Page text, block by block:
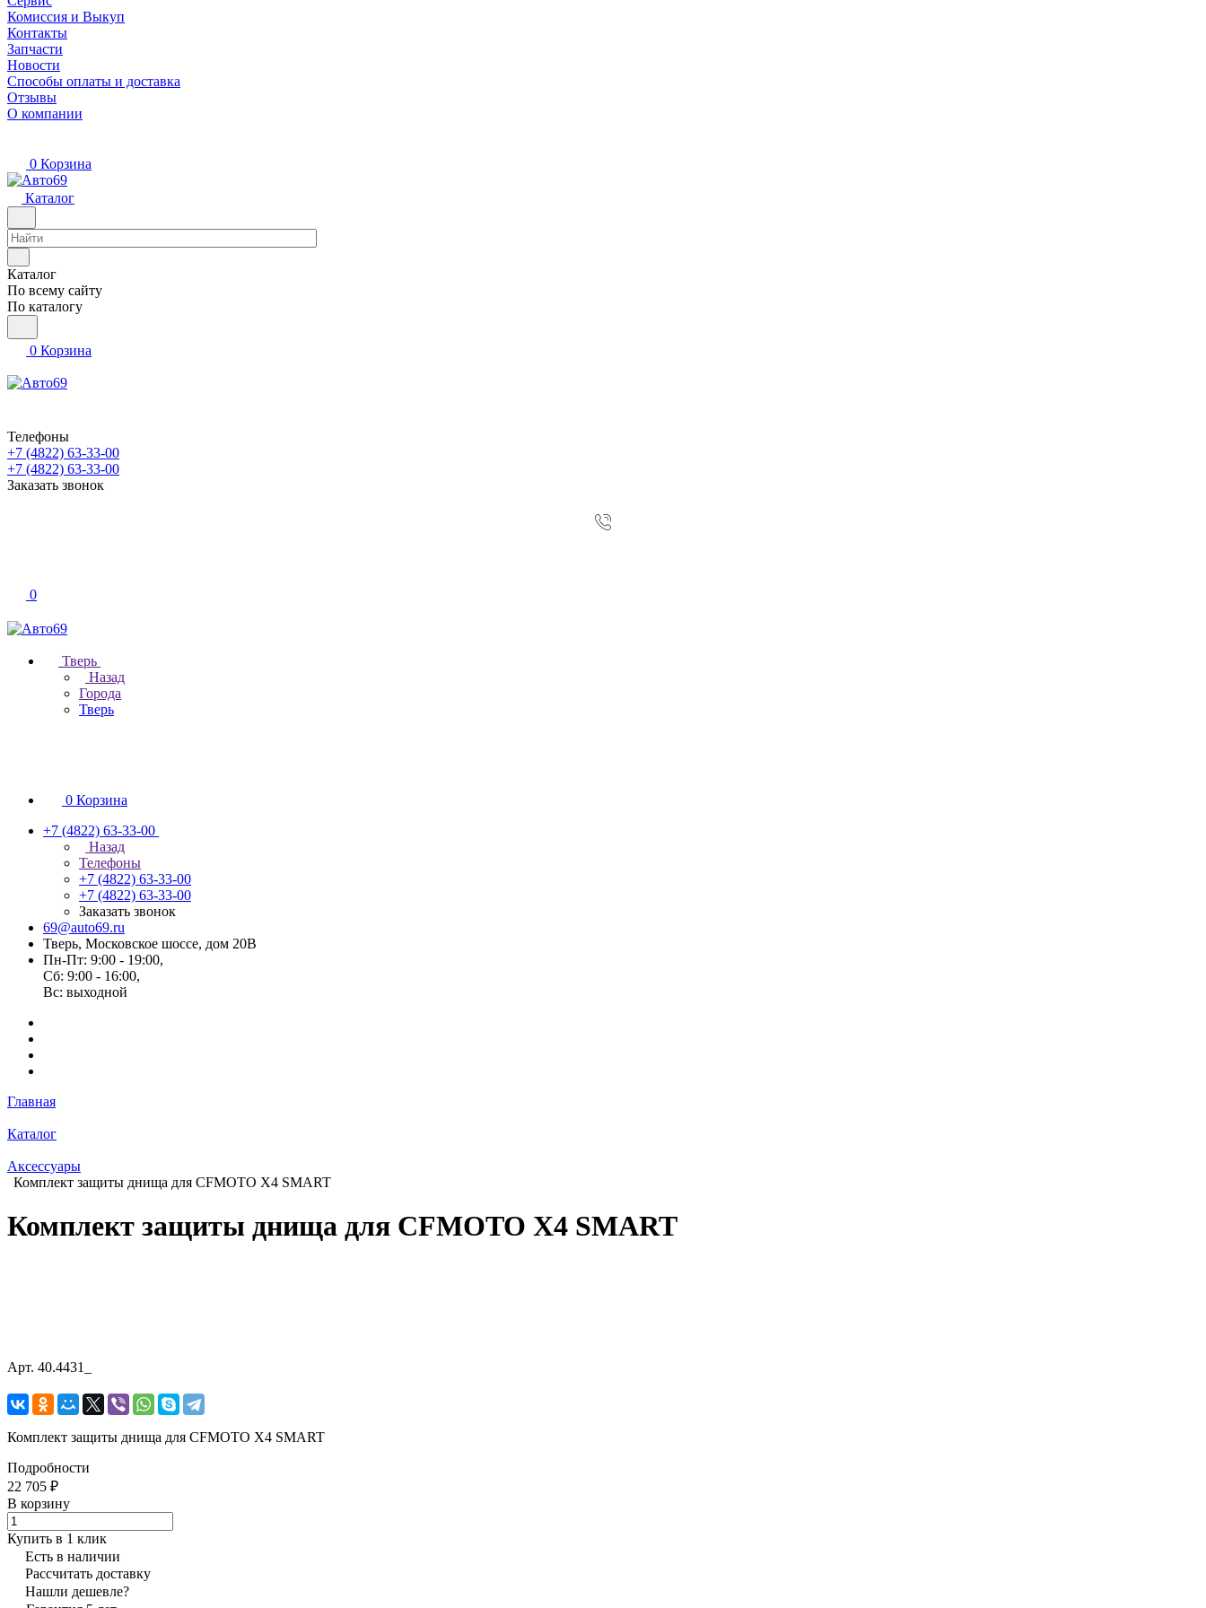
Комиссия и Выкуп
Контакты
Запчасти
Новости
Способы оплаты и доставка
Отзывы
О компании
0 Корзина
Каталог
Каталог
По всему сайту
По каталогу
0 Корзина
Телефоны
+7 (4822) 63-33-00
+7 (4822) 63-33-00
Заказать звонок
0
Тверь
Назад
Города
Тверь
0 Корзина
+7 (4822) 63-33-00
Назад
Телефоны
+7 (4822) 63-33-00
+7 (4822) 63-33-00
Заказать звонок
69@auto69.ru
Тверь, Московское шоссе, дом 20В
Пн-Пт: 9:00 - 19:00,
Сб: 9:00 - 16:00,
Вс: выходной
Главная
Каталог
Аксессуары
Комплект защиты днища для CFMOTO X4 SMART
Комплект защиты днища для CFMOTO X4 SMART
Арт. 40.4431_
Комплект защиты днища для CFMOTO X4 SMART
Подробности
22 705 ₽
В корзину
Купить в 1 клик
Есть в наличии
Рассчитать доставку
Нашли дешевле?